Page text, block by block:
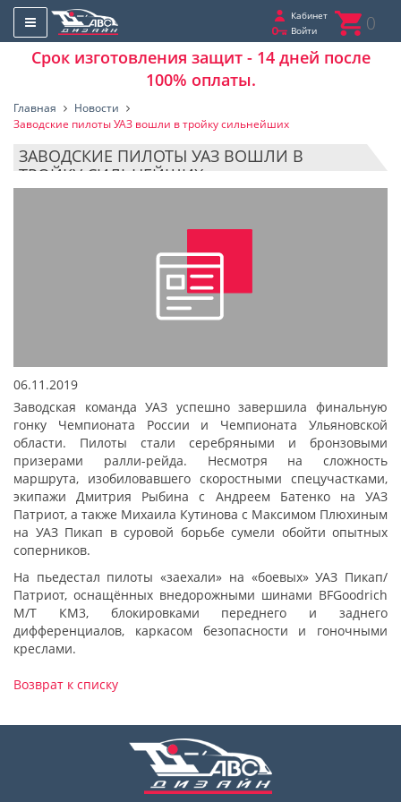
Кабинет
Войти
0
Срок изготовления защит - 14 дней после
100% оплаты.
Главная
Новости
Заводские пилоты УАЗ вошли в тройку сильнейших
ЗАВОДСКИЕ ПИЛОТЫ УАЗ ВОШЛИ В
ТРОЙКУ СИЛЬНЕЙШИХ
06.11.2019
Заводская команда УАЗ успешно завершила финальную
гонку Чемпионата России и Чемпионата Ульяновской
области. Пилоты стали серебряными и бронзовыми
призерами ралли-рейда. Несмотря на сложность
маршрута, изобиловавшего скоростными спецучастками,
экипажи Дмитрия Рыбина с Андреем Батенко на УАЗ
Патриот, а также Михаила Кутинова с Максимом Плюхиным
на УАЗ Пикап в суровой борьбе сумели обойти опытных
соперников.
На пьедестал пилоты «заехали» на «боевых» УАЗ Пикап/
Патриот, оснащённых внедорожными шинами BFGoodrich
М/Т КМ3, блокировками переднего и заднего
дифференциалов, каркасом безопасности и гоночными
креслами.
Возврат к списку